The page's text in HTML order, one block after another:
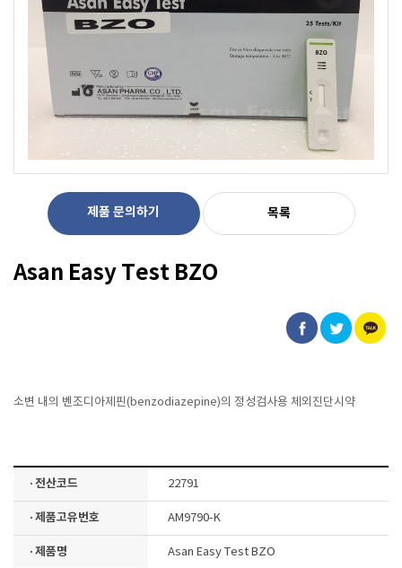
제품 문의하기 목록
Asan Easy Test BZO
소변 내의 벤조디아제핀(benzodiazepine)의 정성검사용 체외진단시약
· 전산코드 22791
· 제품고유번호 AM9790-K
· 제품명 Asan Easy Test BZO